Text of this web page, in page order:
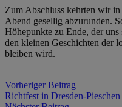
Zum Abschluss kehrten wir
Abend gesellig abzurunden.
Höhepunkte zu Ende, der
den kleinen Geschichten der
bleiben wird.
Vorheriger Beitrag
Richtfest in Dresden-Pieschen